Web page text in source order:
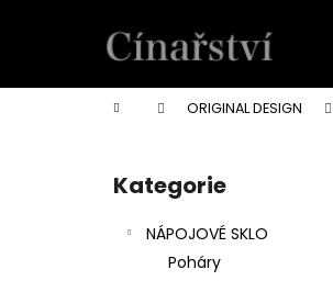
Domů ORIGINAL DESIGN
Přeskočit
kategorie
Kategorie
NÁPOJOVÉ SKLO
Poháry
í
Zpět
do
Zpět
do